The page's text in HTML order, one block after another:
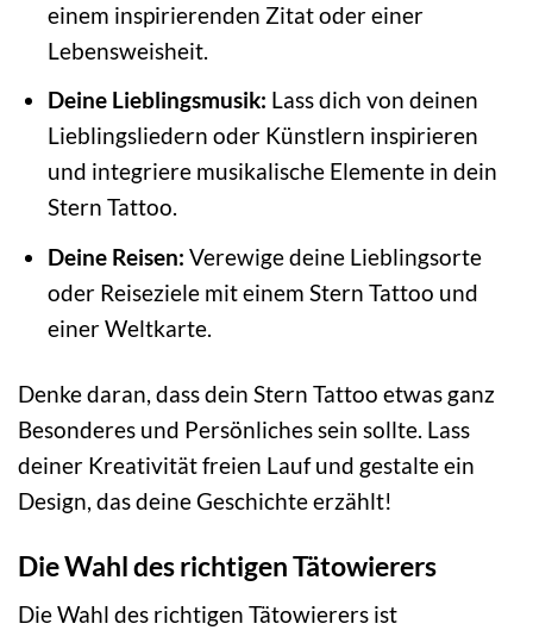
einem inspirierenden Zitat oder einer
Lebensweisheit.
Deine Lieblingsmusik: Lass dich von deinen
Lieblingsliedern oder Künstlern inspirieren
und integriere musikalische Elemente in dein
Stern Tattoo.
Deine Reisen: Verewige deine Lieblingsorte
oder Reiseziele mit einem Stern Tattoo und
einer Weltkarte.
Denke daran, dass dein Stern Tattoo etwas ganz
Besonderes und Persönliches sein sollte. Lass
deiner Kreativität freien Lauf und gestalte ein
Design, das deine Geschichte erzählt!
Die Wahl des richtigen Tätowierers
Die Wahl des richtigen Tätowierers ist